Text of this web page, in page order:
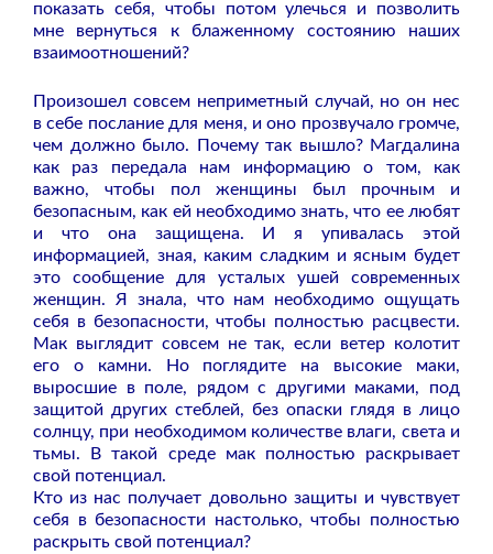
показать себя, чтобы потом улечься и позволить
мне вернуться к блаженному состоянию наших
взаимоотношений?
Произошел совсем неприметный случай, но он нес
в себе послание для меня, и оно прозвучало громче,
чем должно было. Почему так вышло? Магдалина
как раз передала нам информацию о том, как
важно, чтобы пол женщины был прочным и
безопасным, как ей необходимо знать, что ее любят
и что она защищена. И я упивалась этой
информацией, зная, каким сладким и ясным будет
это сообщение для усталых ушей современных
женщин. Я знала, что нам необходимо ощущать
себя в безопасности, чтобы полностью расцвести.
Мак выглядит совсем не так, если ветер колотит
его о камни. Но поглядите на высокие маки,
выросшие в поле, рядом с другими маками, под
защитой других стеблей, без опаски глядя в лицо
солнцу, при необходимом количестве влаги, света и
тьмы. В такой среде мак полностью раскрывает
свой потенциал.
Кто из нас получает довольно защиты и чувствует
себя в безопасности настолько, чтобы полностью
раскрыть свой потенциал?